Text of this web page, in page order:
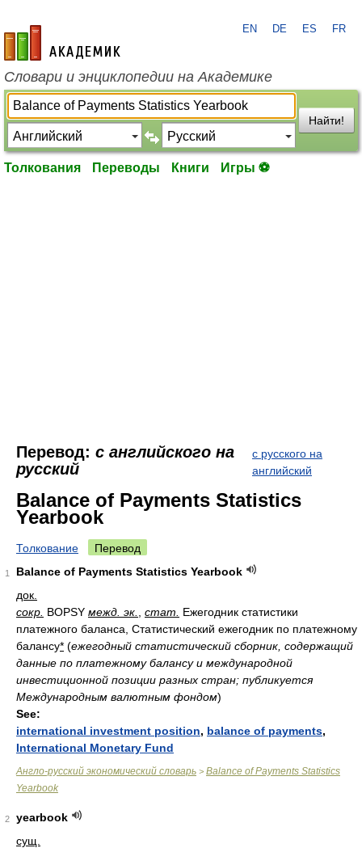
academic.ru
EN DE ES FR
Словари и энциклопедии на Академике
Найти!
Толкования Переводы Книги Игры ⚽
Перевод: с английского на
русский
с русского на
английский
Balance of Payments Statistics
Yearbook
Толкование Перевод
1
Balance of Payments Statistics Yearbook
док.
сокр. BOPSY межд. эк. стат.
Ежегодник статистики
платежного баланса, Статистический ежегодник по платежному
балансу* (ежегодный статистический сборник, содержащий
данные по платежному балансу и международной
инвестиционной позиции разных стран; публикуется
Международным валютным фондом)
See:
international investment position, balance of payments,
International Monetary Fund
Англо-русский экономический словарь > Balance of Payments Statistics
Yearbook
2
yearbook
сущ.